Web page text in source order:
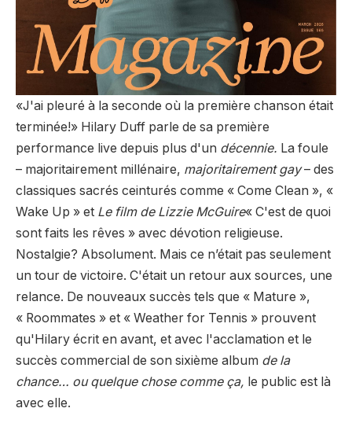
«J'ai pleuré à la seconde où la première chanson était
terminée!» Hilary Duff parle de sa première
performance live depuis plus d'un décennie. La foule
– majoritairement millénaire, majoritairement gay– des
classiques sacrés ceinturés comme « Come Clean », «
Wake Up » et Le film de Lizzie McGuire« C'est de quoi
sont faits les rêves » avec dévotion religieuse.
Nostalgie? Absolument. Mais ce n’était pas seulement
un tour de victoire. C'était un retour aux sources, une
relance. De nouveaux succès tels que « Mature »,
« Roommates » et « Weather for Tennis » prouvent
qu'Hilary écrit en avant, et avec l'acclamation et le
succès commercial de son sixième album de la
chance… ou quelque chose comme ça, le public est là
avec elle.